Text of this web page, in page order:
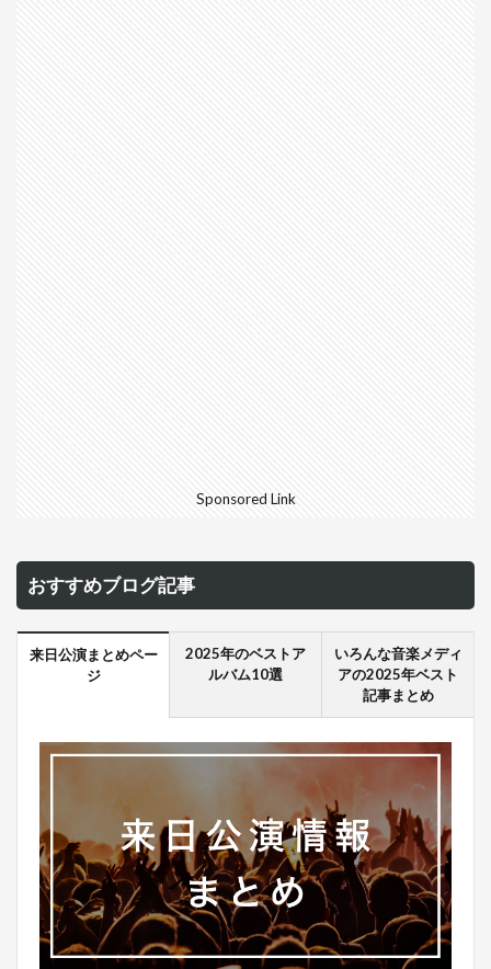
Sponsored Link
おすすめブログ記事
来日公演まとめペー
ジ
2025年のベストア
ルバム10選
いろんな音楽メディ
アの2025年ベスト
記事まとめ